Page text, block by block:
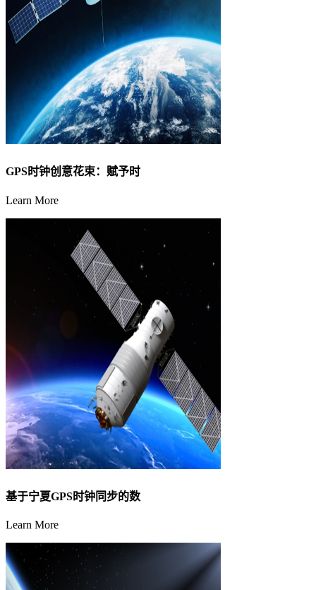
GPS时钟创意花束：赋予时
Learn More
基于宁夏GPS时钟同步的数
Learn More